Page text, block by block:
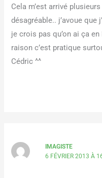
Cela m’est arrivé
désagréable.. j’avoue que
je crois pas qu’on ai ça
raison c’est pratique
Cédric ^^
IMAGISTE
6 FÉVRIER 2013 À